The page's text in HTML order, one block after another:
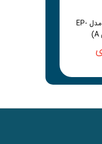
شارژر 25 وات سامسونگ مدل EP-